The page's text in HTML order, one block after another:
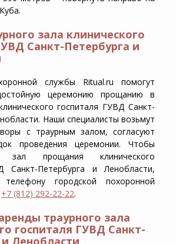
зала клинического
Санкт-Петербурга и
службы Ritual.ru помогут
церемонию прощанию в
госпиталя ГУВД Санкт-
Наши специалисты возьмут
с траурным залом, согласуют
проведения церемонии. Чтобы
зал прощания клинического
Санкт-Петербурга и Ленобласти,
городской похоронной
+7 (812) 292-22-22.
траурного зала
госпиталя ГУВД Санкт-
Ленобласти